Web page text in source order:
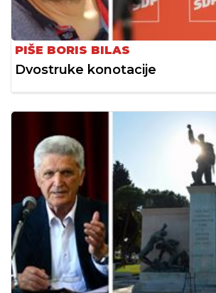
PIŠE BORIS BILAS
Dvostruke konotacije